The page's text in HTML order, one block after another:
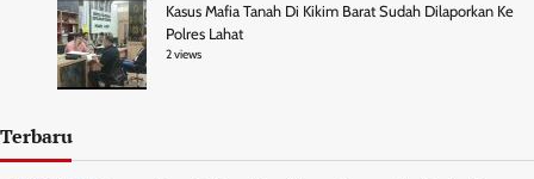
Kasus Mafia Tanah Di Kikim Barat Sudah Dilaporkan Ke
Polres Lahat
2 views
Terbaru